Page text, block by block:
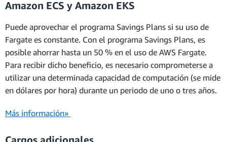
Amazon ECS y Amazon EKS
Puede aprovechar el programa Savings Plans si su uso de
Fargate es constante. Con el programa Savings Plans, es
posible ahorrar hasta un 50 % en el uso de AWS Fargate.
Para recibir dicho beneficio, es necesario comprometerse a
utilizar una determinada capacidad de computación (se mide
en dólares por hora) durante un periodo de uno o tres años.
Más información»
Cargos adicionales